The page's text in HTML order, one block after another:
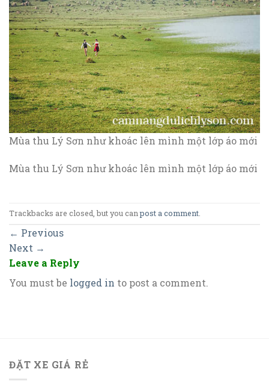
Mùa thu Lý Sơn như khoác lên mình một lớp áo mới
Mùa thu Lý Sơn như khoác lên mình một lớp áo mới
Trackbacks are closed, but you canpost a comment
← Previous
Next →
Leave a Reply
You must be logged in to post a comment.
ĐẶT XE GIÁ RẺ